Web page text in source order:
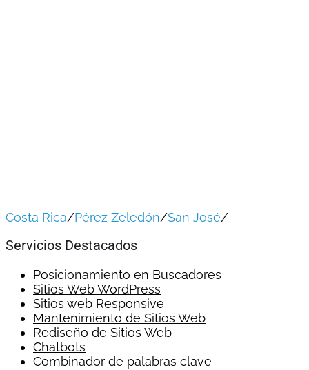
Costa Rica/Pérez Zeledón/San José/
Servicios Destacados
Posicionamiento en Buscadores
Sitios Web WordPress
Sitios web Responsive
Mantenimiento de Sitios Web
Rediseño de Sitios Web
Chatbots
Combinador de palabras clave